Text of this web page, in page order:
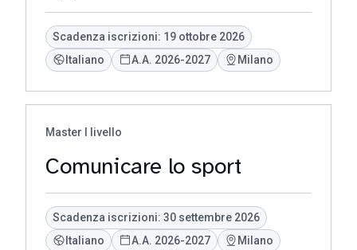
Scadenza iscrizioni: 19 ottobre 2026
Italiano
A.A. 2026-2027 Milano
Master I livello
Comunicare lo sport
Scadenza iscrizioni: 30 settembre 2026
Italiano
A.A. 2026-2027 Milano